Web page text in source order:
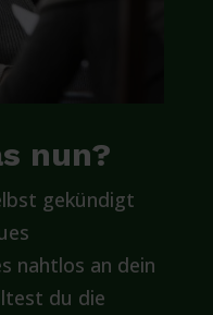
nun?
gekündigt
nahtlos an dein
du die